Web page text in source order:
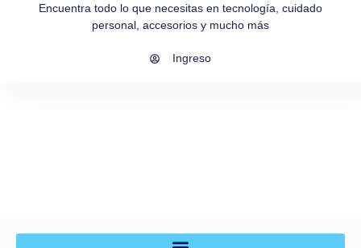
Encuentra todo lo que necesitas en tecnología, cuidado
personal, accesorios y mucho más
Ingreso